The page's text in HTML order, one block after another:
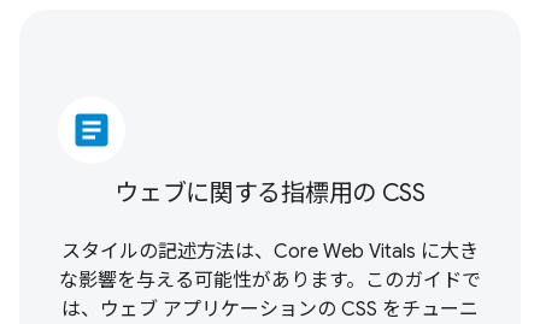
article
ウェブに関する指標用の CSS
スタイルの記述方法は、 Core Web Vitals に大き
な影響を与える可能性があります。このガイドで
は、ウェブ アプリケーションの CSS をチューニ